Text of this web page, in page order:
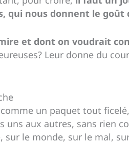
qui nous donnent le goût
et dont on voudrait
Leur donne du
un paquet tout
uns aux autres, sans rien
le monde, sur le mal, sur